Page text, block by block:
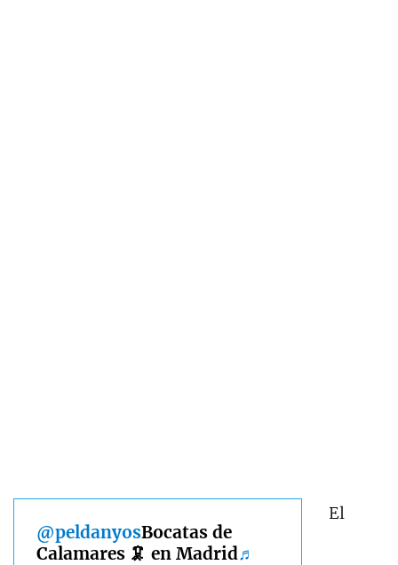
@peldanyosBocatas de
Calamares 🦑 en Madrid♬
El